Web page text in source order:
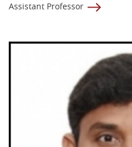
Assistant Professor